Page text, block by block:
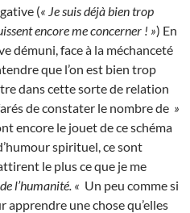
(« Je suis déjà bien trop
encore me concerner ! ») En
démuni, face à la méchanceté
que l’on est bien trop
dans cette sorte de relation
de constater le nombre de »
encore le jouet de ce schéma
spirituel, ce sont
le plus ce que je me
l’humanité. « Un peu comme si
apprendre une chose qu’elles